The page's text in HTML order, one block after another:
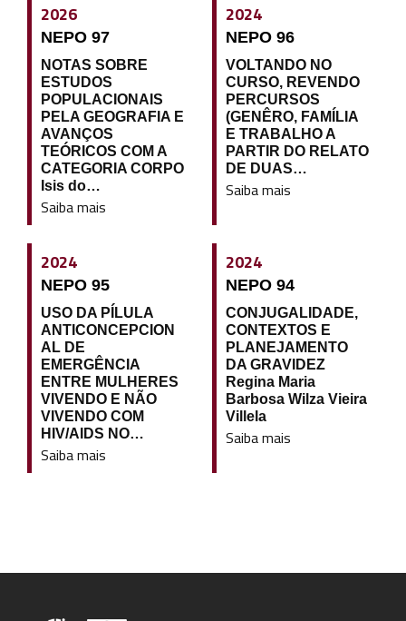
2026
NEPO 97
NOTAS SOBRE
ESTUDOS
POPULACIONAIS
PELA GEOGRAFIA E
AVANÇOS
TEÓRICOS COM A
CATEGORIA CORPO
Isis do…
Saiba mais
2024
NEPO 96
VOLTANDO NO
CURSO, REVENDO
PERCURSOS
(GENÊRO, FAMÍLIA
E TRABALHO A
PARTIR DO RELATO
DE DUAS…
Saiba mais
2024
NEPO 95
USO DA PÍLULA
ANTICONCEPCION
AL DE
EMERGÊNCIA
ENTRE MULHERES
VIVENDO E NÃO
VIVENDO COM
HIV/AIDS NO…
Saiba mais
2024
NEPO 94
CONJUGALIDADE,
CONTEXTOS E
PLANEJAMENTO
DA GRAVIDEZ
Regina Maria
Barbosa Wilza Vieira
Villela
Saiba mais